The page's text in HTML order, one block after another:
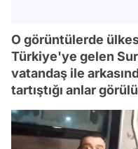
O görüntülerde
Türkiye'ye gelen
vatandaş ile
tartıştığı anlar